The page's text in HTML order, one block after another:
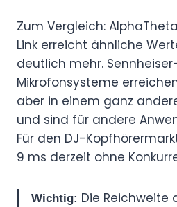
Zum Vergleich:
Link erreicht ähnliche
deutlich mehr.
Mikrofonsysteme
aber in einem ganz
und sind für andere
Für den DJ-
9 ms derzeit ohne
Wichtig: Die Reichweite